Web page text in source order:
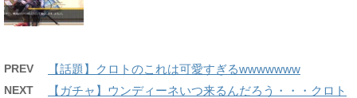
PREV 【話題】クロトのこれは可愛すぎるwwwwwww
NEXT
【ガチャ】ウンディーネいつ来るんだろう・・・クロト